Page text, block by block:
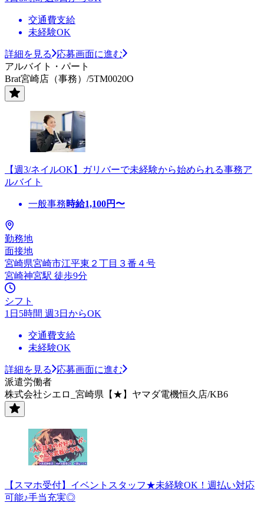
交通費支給
未経験OK
詳細を見る
応募画面に進む
アルバイト・パート
Brat宮崎店（事務）/5TM0020O
【週3/ネイルOK】ガリバーで未経験から始められる事務ア
ルバイト
一般事務時給1,100円〜
勤務地
面接地
宮崎県宮崎市江平東２丁目３番４号
宮崎神宮駅 徒歩9分
シフト
1日5時間 週3日からOK
交通費支給
未経験OK
詳細を見る
応募画面に進む
派遣労働者
株式会社シエロ_宮崎県【★】ヤマダ電機恒久店/KB6
【スマホ受付】イベントスタッフ★未経験OK！週払い対応
可能♪手当充実◎